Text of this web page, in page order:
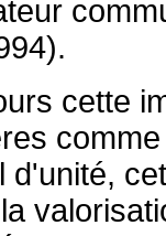
cette
d'unité,